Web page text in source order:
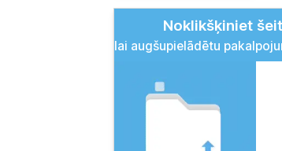
Noklikšķiniet
lai augšupielādētu